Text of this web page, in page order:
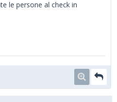
le persone al check in